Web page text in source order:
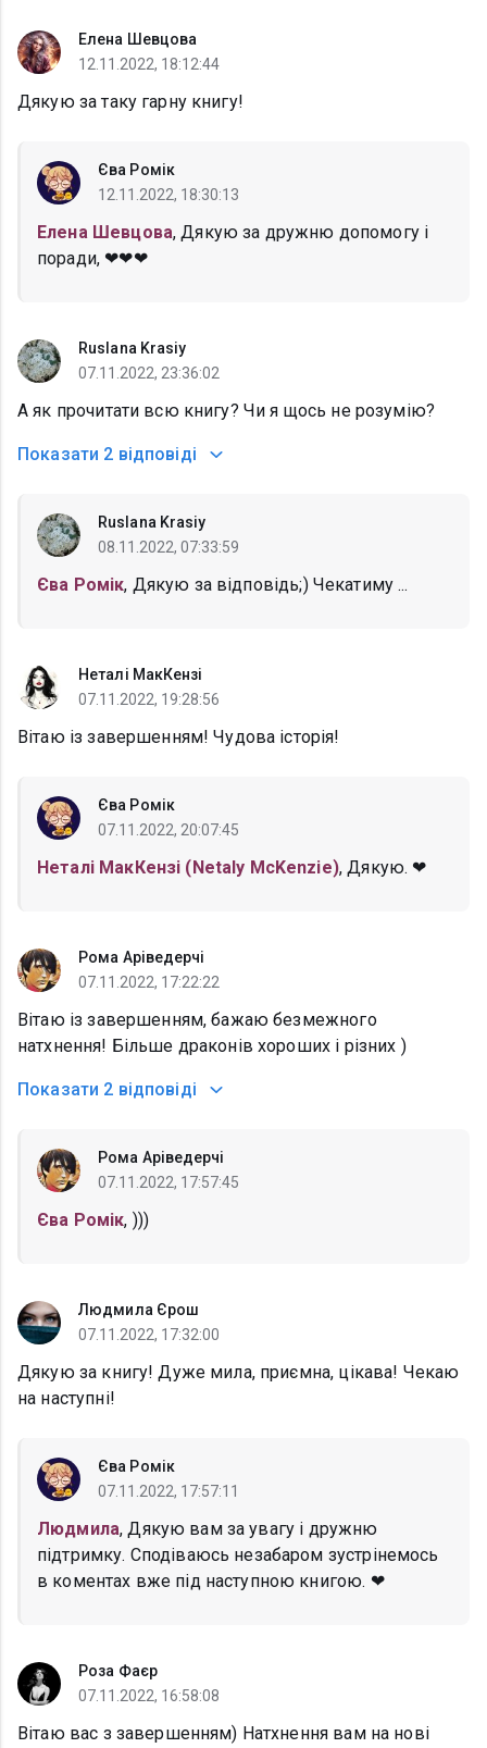
Елена Шевцова
12.11.2022, 18:12:44
Дякую за таку гарну книгу!
Єва Ромік
12.11.2022, 18:30:13
Елена Шевцова, Дякую за дружню допомогу і
поради, ❤❤❤
Ruslana Krasiy
07.11.2022, 23:36:02
А як прочитати всю книгу? Чи я щось не розумію?
Показати 2 відповіді
Ruslana Krasiy
08.11.2022, 07:33:59
Єва Ромік, Дякую за відповідь;) Чекатиму ...
Неталі МакКензі
07.11.2022, 19:28:56
Вітаю із завершенням! Чудова історія!
Єва Ромік
07.11.2022, 20:07:45
Неталі МакКензі (Netaly McKenzie), Дякую. ❤
Рома Аріведерчі
07.11.2022, 17:22:22
Вітаю із завершенням, бажаю безмежного
натхнення! Більше драконів хороших і різних )
Показати 2 відповіді
Рома Аріведерчі
07.11.2022, 17:57:45
Єва Ромік, )))
Людмила Єрош
07.11.2022, 17:32:00
Дякую за книгу! Дуже мила, приємна, цікава! Чекаю
на наступні!
Єва Ромік
07.11.2022, 17:57:11
Людмила, Дякую вам за увагу і дружню
підтримку. Сподіваюсь незабаром зустрінемось
в коментах вже під наступною книгою. ❤
Роза Фаєр
07.11.2022, 16:58:08
Вітаю вас з завершенням) Натхнення вам на нові